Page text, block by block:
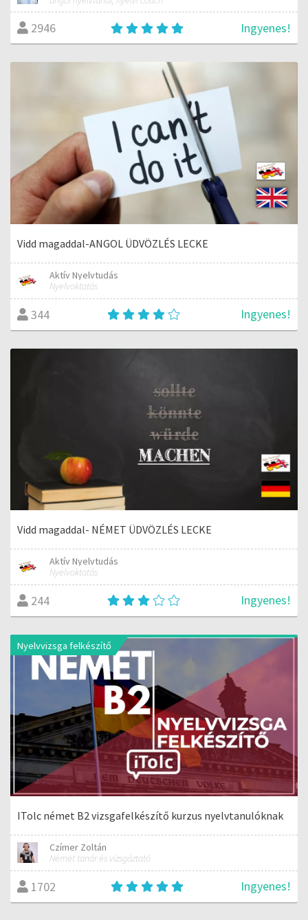
2946 Ingyenes!
Vidd magaddal-ANGOL ÜDVÖZLÉS LECKE
Aktív Nyelvtudás
Nyelvoktatás
344 Ingyenes!
Vidd magaddal- NÉMET ÜDVÖZLÉS LECKE
Aktív Nyelvtudás
Nyelvoktatás
244 Ingyenes!
Nyelvvizsga felkészítő
ITolc német B2 vizsgafelkészítő kurzus nyelvtanulóknak
Czímer Zoltán
Német tanár és vizsgáztató
1702 Ingyenes!